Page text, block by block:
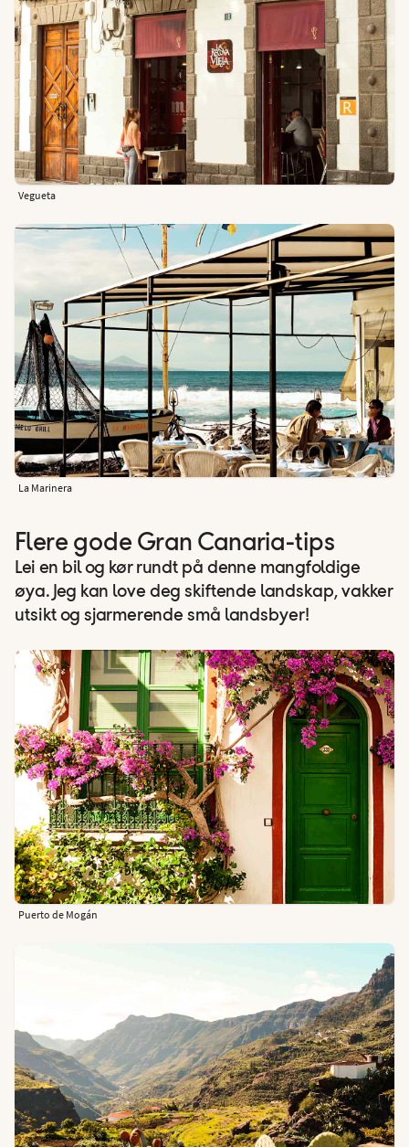
Vegueta
La Marinera
Flere gode Gran Canaria-tips
Lei en bil og kør rundt på denne mangfoldige
øya. Jeg kan love deg skiftende landskap, vakker
utsikt og sjarmerende små landsbyer!
Puerto de Mogán